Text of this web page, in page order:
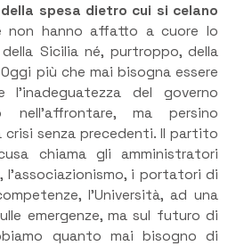
spesa dietro cui si celano
non hanno affatto a cuore lo
Sicilia né, purtroppo, della
più che mai bisogna essere
l’inadeguatezza del governo
ma persino
crisi senza precedenti. Il partito
chiama gli amministratori
l’associazionismo, i portatori di
l’Università, ad una
emergenze, ma sul futuro di
quanto mai bisogno di